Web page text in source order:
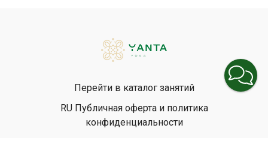
Перейти в каталог занятий
RU Публичная оферта и политика
конфиденциальности